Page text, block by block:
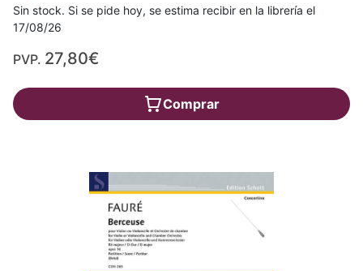
Sin stock. Si se pide hoy, se estima recibir en la librería el
17/08/26
PVP. 27,80€
Comprar